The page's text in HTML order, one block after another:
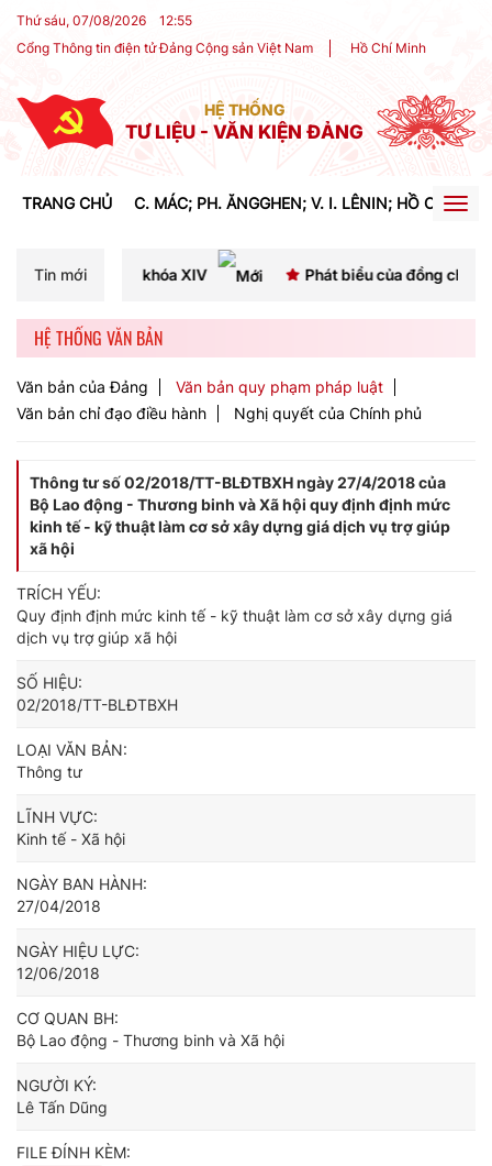
Thứ sáu, 07/08/2026 12:55
Cổng Thông tin điện tử Đảng Cộng sản Việt Nam
Hồ Chí Minh
HỆ THỐNG
TƯ LIỆU - VĂN KIỆN ĐẢNG
TRANG CHỦ C. MÁC; PH. ĂNGGHEN; V. I. LÊNIN; HỒ CHÍ
Tin mới
khóa XIV Phát biểu của đồng chí Tổng Bí thư, Chủ
HỆ THỐNG VĂN BẢN
Văn bản của Đảng
Văn bản quy phạm pháp luật
Văn bản chỉ đạo điều hành
Nghị quyết của Chính phủ
Thông tư số 02/2018/TT-BLĐTBXH ngày 27/4/2018 của
Bộ Lao động - Thương binh và Xã hội quy định định mức
kinh tế - kỹ thuật làm cơ sở xây dựng giá dịch vụ trợ giúp
xã hội
TRÍCH YẾU:
Quy định định mức kinh tế - kỹ thuật làm cơ sở xây dựng giá
dịch vụ trợ giúp xã hội
SỐ HIỆU:
02/2018/TT-BLĐTBXH
LOẠI VĂN BẢN:
Thông tư
LĨNH VỰC:
Kinh tế - Xã hội
NGÀY BAN HÀNH:
27/04/2018
NGÀY HIỆU LỰC:
12/06/2018
CƠ QUAN BH:
Bộ Lao động - Thương binh và Xã hội
NGƯỜI KÝ:
Lê Tấn Dũng
FILE ĐÍNH KÈM: